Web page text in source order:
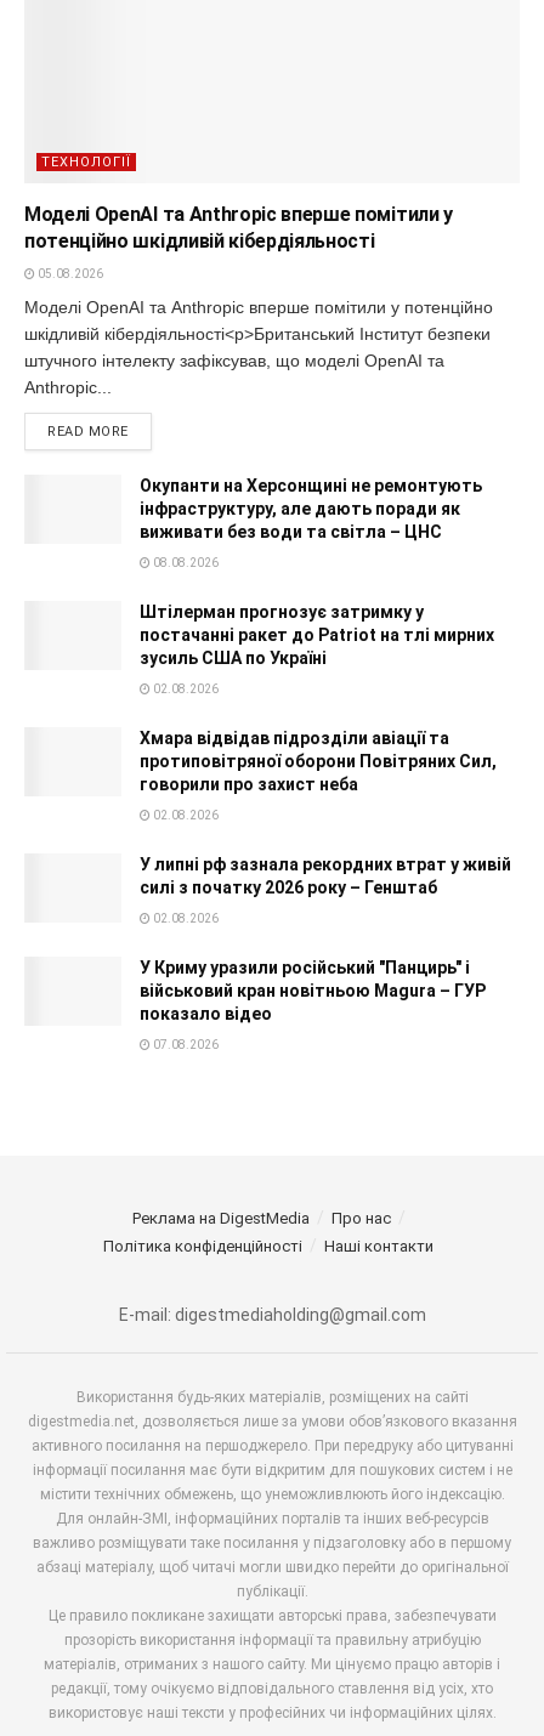
ТЕХНОЛОГІЇ
Моделі OpenAI та Anthropic вперше помітили у
потенційно шкідливій кібердіяльності
05.08.2026
Моделі OpenAI та Anthropic вперше помітили у потенційно
шкідливій кібердіяльності<p>Британський Інститут безпеки
штучного інтелекту зафіксував, що моделі OpenAI та
Anthropic...
READ MORE
Окупанти на Херсонщині не ремонтують
інфраструктуру, але дають поради як
виживати без води та світла – ЦНС
08.08.2026
Штілерман прогнозує затримку у
постачанні ракет до Patriot на тлі мирних
зусиль США по Україні
02.08.2026
Хмара відвідав підрозділи авіації та
протиповітряної оборони Повітряних Сил,
говорили про захист неба
02.08.2026
У липні рф зазнала рекордних втрат у живій
силі з початку 2026 року – Генштаб
02.08.2026
У Криму уразили російський "Панцирь" і
військовий кран новітньою Magura – ГУР
показало відео
07.08.2026
Реклама на DigestMedia
Про нас
Політика конфіденційності
Наші контакти
E-mail: digestmediaholding@gmail.com
Використання будь-яких матеріалів, розміщених на сайті
digestmedia.net, дозволяється лише за умови обов’язкового вказання
активного посилання на першоджерело. При передруку або цитуванні
інформації посилання має бути відкритим для пошукових систем і не
містити технічних обмежень, що унеможливлюють його індексацію.
Для онлайн-ЗМІ, інформаційних порталів та інших веб-ресурсів
важливо розміщувати таке посилання у підзаголовку або в першому
абзаці матеріалу, щоб читачі могли швидко перейти до оригінальної
публікації.
Це правило покликане захищати авторські права, забезпечувати
прозорість використання інформації та правильну атрибуцію
матеріалів, отриманих з нашого сайту. Ми цінуємо працю авторів і
редакції, тому очікуємо відповідального ставлення від усіх, хто
використовує наші тексти у професійних чи інформаційних цілях.